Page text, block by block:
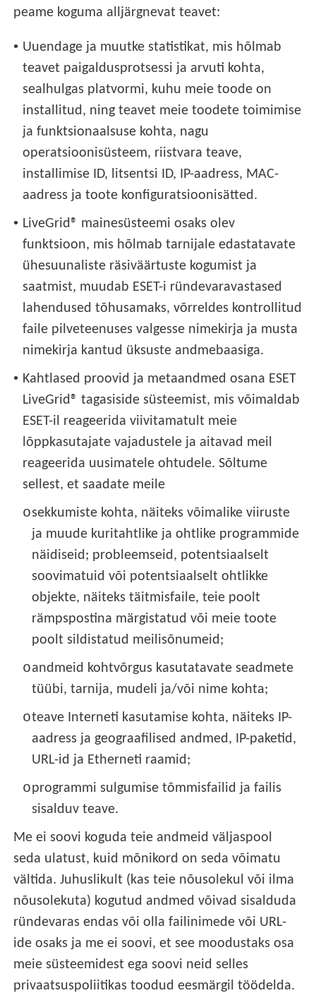
peame koguma alljärgnevat teavet:
• Uuendage ja muutke statistikat, mis hõlmab
teavet paigaldusprotsessi ja arvuti kohta,
sealhulgas platvormi, kuhu meie toode on
installitud, ning teavet meie toodete toimimise
ja funktsionaalsuse kohta, nagu
operatsioonisüsteem, riistvara teave,
installimise ID, litsentsi ID, IP-aadress, MAC-
aadress ja toote konfiguratsioonisätted.
• LiveGrid® mainesüsteemi osaks olev
funktsioon, mis hõlmab tarnijale edastatavate
ühesuunaliste räsiväärtuste kogumist ja
saatmist, muudab ESET-i ründevaravastased
lahendused tõhusamaks, võrreldes kontrollitud
faile pilveteenuses valgesse nimekirja ja musta
nimekirja kantud üksuste andmebaasiga.
• Kahtlased proovid ja metaandmed osana ESET
LiveGrid® tagasiside süsteemist, mis võimaldab
ESET-il reageerida viivitamatult meie
lõppkasutajate vajadustele ja aitavad meil
reageerida uusimatele ohtudele. Sõltume
sellest, et saadate meile
osekkumiste kohta, näiteks võimalike viiruste
ja muude kuritahtlike ja ohtlike programmide
näidiseid; probleemseid, potentsiaalselt
soovimatuid või potentsiaalselt ohtlikke
objekte, näiteks täitmisfaile, teie poolt
rämpspostina märgistatud või meie toote
poolt sildistatud meilisõnumeid;
oandmeid kohtvõrgus kasutatavate seadmete
tüübi, tarnija, mudeli ja/või nime kohta;
oteave Interneti kasutamise kohta, näiteks IP-
aadress ja geograafilised andmed, IP-paketid,
URL-id ja Etherneti raamid;
oprogrammi sulgumise tõmmisfailid ja failis
sisalduv teave.
Me ei soovi koguda teie andmeid väljaspool
seda ulatust, kuid mõnikord on seda võimatu
vältida. Juhuslikult (kas teie nõusolekul või ilma
nõusolekuta) kogutud andmed võivad sisalduda
ründevaras endas või olla failinimede või URL-
ide osaks ja me ei soovi, et see moodustaks osa
meie süsteemidest ega soovi neid selles
privaatsuspoliitikas toodud eesmärgil töödelda.